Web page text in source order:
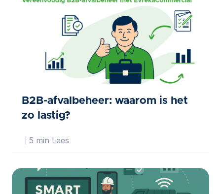
B2B-afvalbeheer: waarom is het
zo lastig?
5 min Lees